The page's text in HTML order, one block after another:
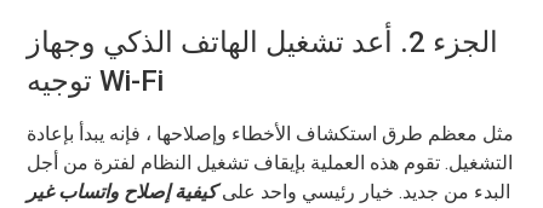
الجزء 2. أعد تشغيل الهاتف الذكي وجهاز
توجيه Wi-Fi
مثل معظم طرق استكشاف الأخطاء وإصلاحها ، فإنه يبدأ بإعادة
التشغيل. تقوم هذه العملية بإيقاف تشغيل النظام لفترة من أجل
البدء من جديد. خيار رئيسي واحد علىكيفية إصلاح واتساب غير